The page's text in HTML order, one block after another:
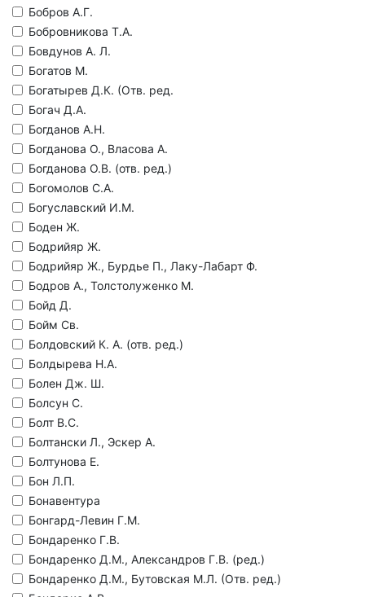
Бобров А.Г.
Бобровникова Т.А.
Бовдунов А. Л.
Богатов М.
Богатырев Д.К. (Отв. ред.
Богач Д.А.
Богданов А.Н.
Богданова О., Власова А.
Богданова О.В. (отв. ред.)
Богомолов С.А.
Богуславский И.М.
Боден Ж.
Бодрийяр Ж.
Бодрийяр Ж., Бурдье П., Лаку-Лабарт Ф.
Бодров А., Толстолуженко М.
Бойд Д.
Бойм Св.
Болдовский К. А. (отв. ред.)
Болдырева Н.А.
Болен Дж. Ш.
Болсун С.
Болт В.С.
Болтански Л., Эскер А.
Болтунова Е.
Бон Л.П.
Бонавентура
Бонгард-Левин Г.М.
Бондаренко Г.В.
Бондаренко Д.М., Александров Г.В. (ред.)
Бондаренко Д.М., Бутовская М.Л. (Отв. ред.)